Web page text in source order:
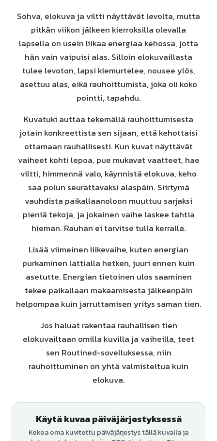
Sohva, elokuva ja viltti näyttävät levolta, mutta
pitkän viikon jälkeen kierroksilla olevalla
lapsella on usein liikaa energiaa kehossa, jotta
hän vain vaipuisi alas. Silloin elokuvaillasta
tulee levoton, lapsi kiemurtelee, nousee ylös,
asettuu alas, eikä rauhoittumista, joka oli koko
pointti, tapahdu.
Kuvatuki auttaa tekemällä rauhoittumisesta
jotain konkreettista sen sijaan, että kehottaisi
ottamaan rauhallisesti. Kun kuvat näyttävät
vaiheet kohti lepoa, pue mukavat vaatteet, hae
viltti, himmennä valo, käynnistä elokuva, keho
saa polun seurattavaksi alaspäin. Siirtymä
vauhdista paikallaanoloon muuttuu sarjaksi
pieniä tekoja, ja jokainen vaihe laskee tahtia
hieman. Rauhan ei tarvitse tulla kerralla.
Lisää viimeinen liikevaihe, kuten energian
purkaminen lattialla hetken, juuri ennen kuin
asetutte. Energian tietoinen ulos saaminen
tekee paikallaan makaamisesta jälkeenpäin
helpompaa kuin jarruttamisen yritys saman tien.
Jos haluat rakentaa rauhallisen tien
elokuvailtaan omilla kuvilla ja vaiheilla, teet
sen Routined-sovelluksessa, niin
rauhoittuminen on yhtä valmisteltua kuin
elokuva.
Käytä kuvaa päiväjärjestyksessä
Kokoa oma kuvitettu päiväjärjestys tällä kuvalla ja